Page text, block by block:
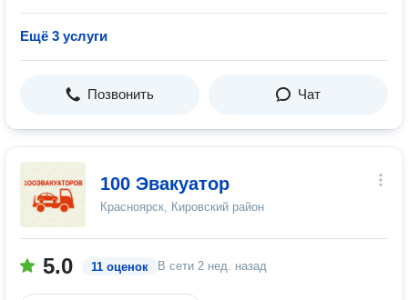
Ещё 3 услуги
Позвонить Чат
100 Эвакуатор
Красноярск, Кировский район
5.0 11 оценок В сети 2 нед. назад